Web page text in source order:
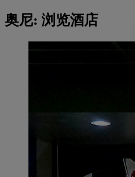
奥尼: 浏览酒店